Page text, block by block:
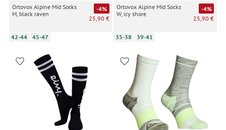
Ortovox Alpine Mid Socks
M, black raven
-4%
25,90 €
42-44 45-47
Ortovox Alpine Mid Socks
W, icy shore
-4%
25,90 €
35-38 39-41